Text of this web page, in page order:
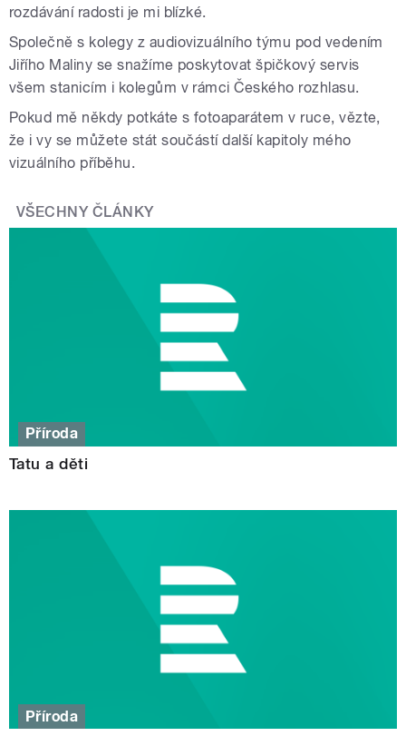
rozdávání radosti je mi blízké.
Společně s kolegy z audiovizuálního týmu pod vedením
Jiřího Maliny se snažíme poskytovat špičkový servis
všem stanicím i kolegům v rámci Českého rozhlasu.
Pokud mě někdy potkáte s fotoaparátem v ruce, vězte,
že i vy se můžete stát součástí další kapitoly mého
vizuálního příběhu.
VŠECHNY ČLÁNKY
Příroda
Tatu a děti
Příroda